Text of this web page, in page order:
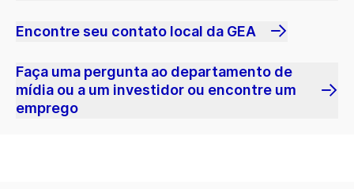
Encontre seu contato local da GEA
Faça uma pergunta ao departamento de
mídia ou a um investidor ou encontre um
emprego